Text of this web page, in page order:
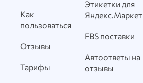
Как
пользоваться
Отзывы
Тарифы
Этикетки для
Яндекс.Маркет
FBS поставки
Автоответы на
отзывы